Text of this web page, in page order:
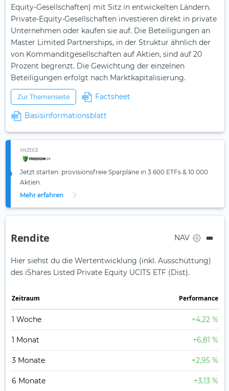
Equity-Gesellschaften) mit Sitz in entwickelten Ländern.
Private-Equity-Gesellschaften investieren direkt in private
Unternehmen oder kaufen sie auf. Die Beteiligungen an
Master Limited Partnerships, in der Struktur ähnlich der
von Kommanditgesellschaften auf Aktien, sind auf 20
Prozent begrenzt. Die Gewichtung der einzelnen
Beteiligungen erfolgt nach Marktkapitalisierung.
Zur Themenseite Factsheet
Basisinformationsblatt
ANZEIGE
Jetzt starten: provisionsfreie Sparpläne in 3.600 ETFs & 10.000
Aktien.
Mehr erfahren
Rendite NAV
Hier siehst du die Wertentwicklung (inkl. Ausschüttung)
des iShares Listed Private Equity UCITS ETF (Dist).
Zeit­raum Perfor­mance
1 Woche +4,22 %
1 Monat +6,81 %
3 Monate +2,95 %
6 Monate +3,13 %